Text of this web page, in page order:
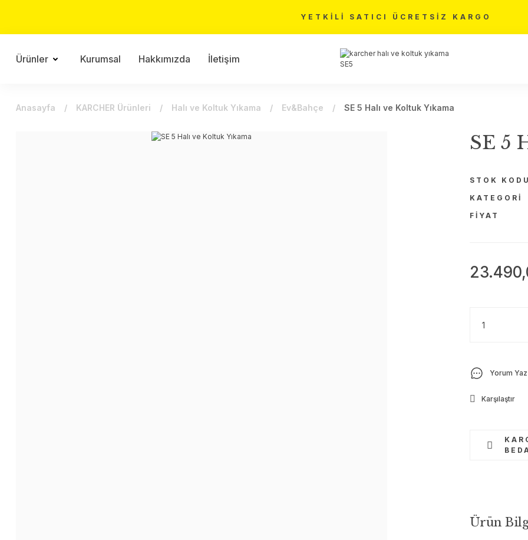
YETKİLİ SATICI ÜCRETSİZ KARGO
Ürünler Kurumsal Hakkımızda İletişim
Anasayfa KARCHER Ürünleri Halı ve Koltuk Yıkama Ev&Bahçe SE 5 Halı ve Koltuk Yıkama
SE 5
STOK KODU
KATEGORI
FIYAT
Yorum Yaz
Karşılaştır
Ürün